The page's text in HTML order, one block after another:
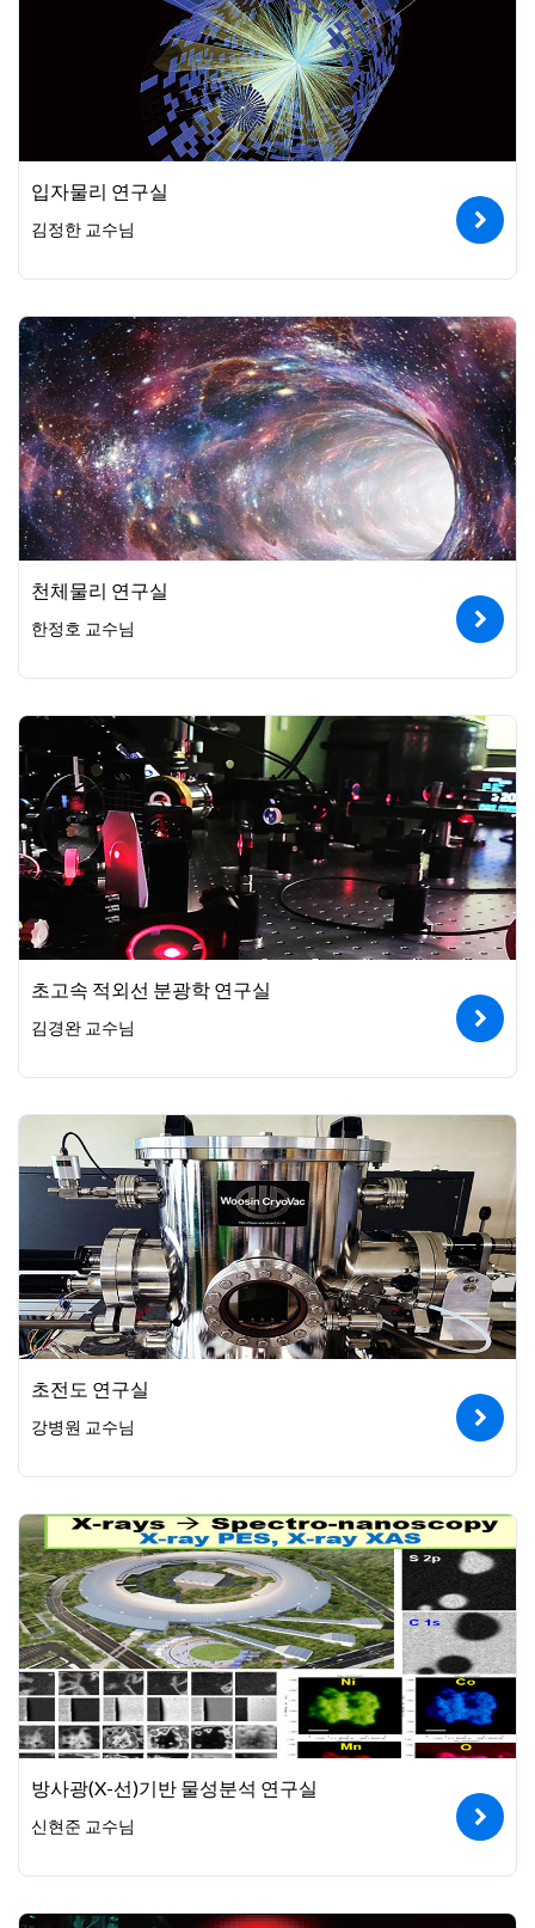
입자물리 연구실
김정한 교수님
천체물리 연구실
한정호 교수님
초고속 적외선 분광학 연구실
김경완 교수님
초전도 연구실
강병원 교수님
방사광(X-선)기반 물성분석 연구실
신현준 교수님